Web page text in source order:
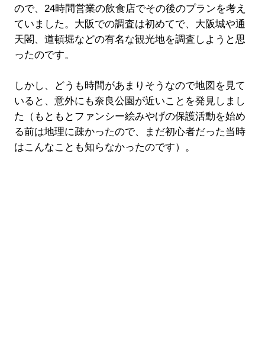
ので、24時間営業の飲食店でその後のプランを考え
ていました。大阪での調査は初めてで、大阪城や通
天閣、道頓堀などの有名な観光地を調査しようと思
ったのです。
しかし、どうも時間があまりそうなので地図を見て
いると、意外にも奈良公園が近いことを発見しまし
た（もともとファンシー絵みやげの保護活動を始め
る前は地理に疎かったので、まだ初心者だった当時
はこんなことも知らなかったのです）。